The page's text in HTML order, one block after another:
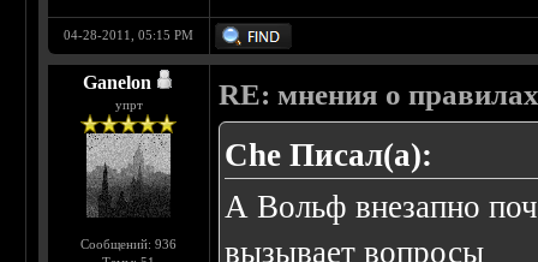
04-28-2011, 05:15 PM
Ganelon
упрт
Сообщений: 936
RE: мнения о
Che Писал(а):
А Вольф внезапно
вызывает вопросы